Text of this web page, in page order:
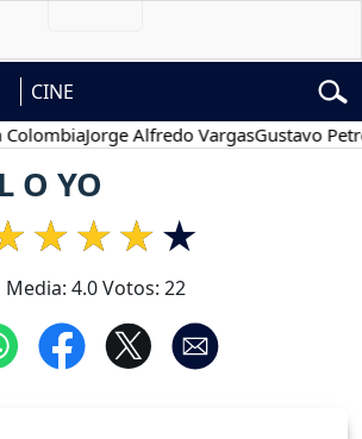
CINE
Jorge Alfredo VargasGustavo Petro
O YO
Media: 4.0Votos: 22